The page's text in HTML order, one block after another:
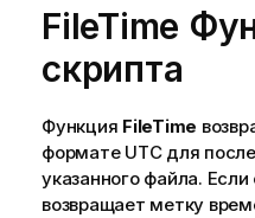
FileTime
скрипта
Функция FileTime
формате UTC для
указанного файла.
возвращает метку